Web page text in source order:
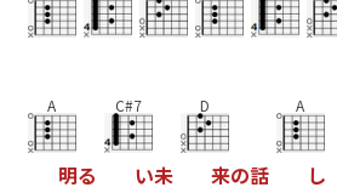
A
明る
C#7
い未
D
来の話
A
し